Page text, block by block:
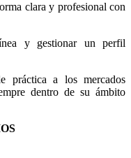
clara y profesional con
y gestionar un perfil
práctica a los mercados
dentro de su ámbito